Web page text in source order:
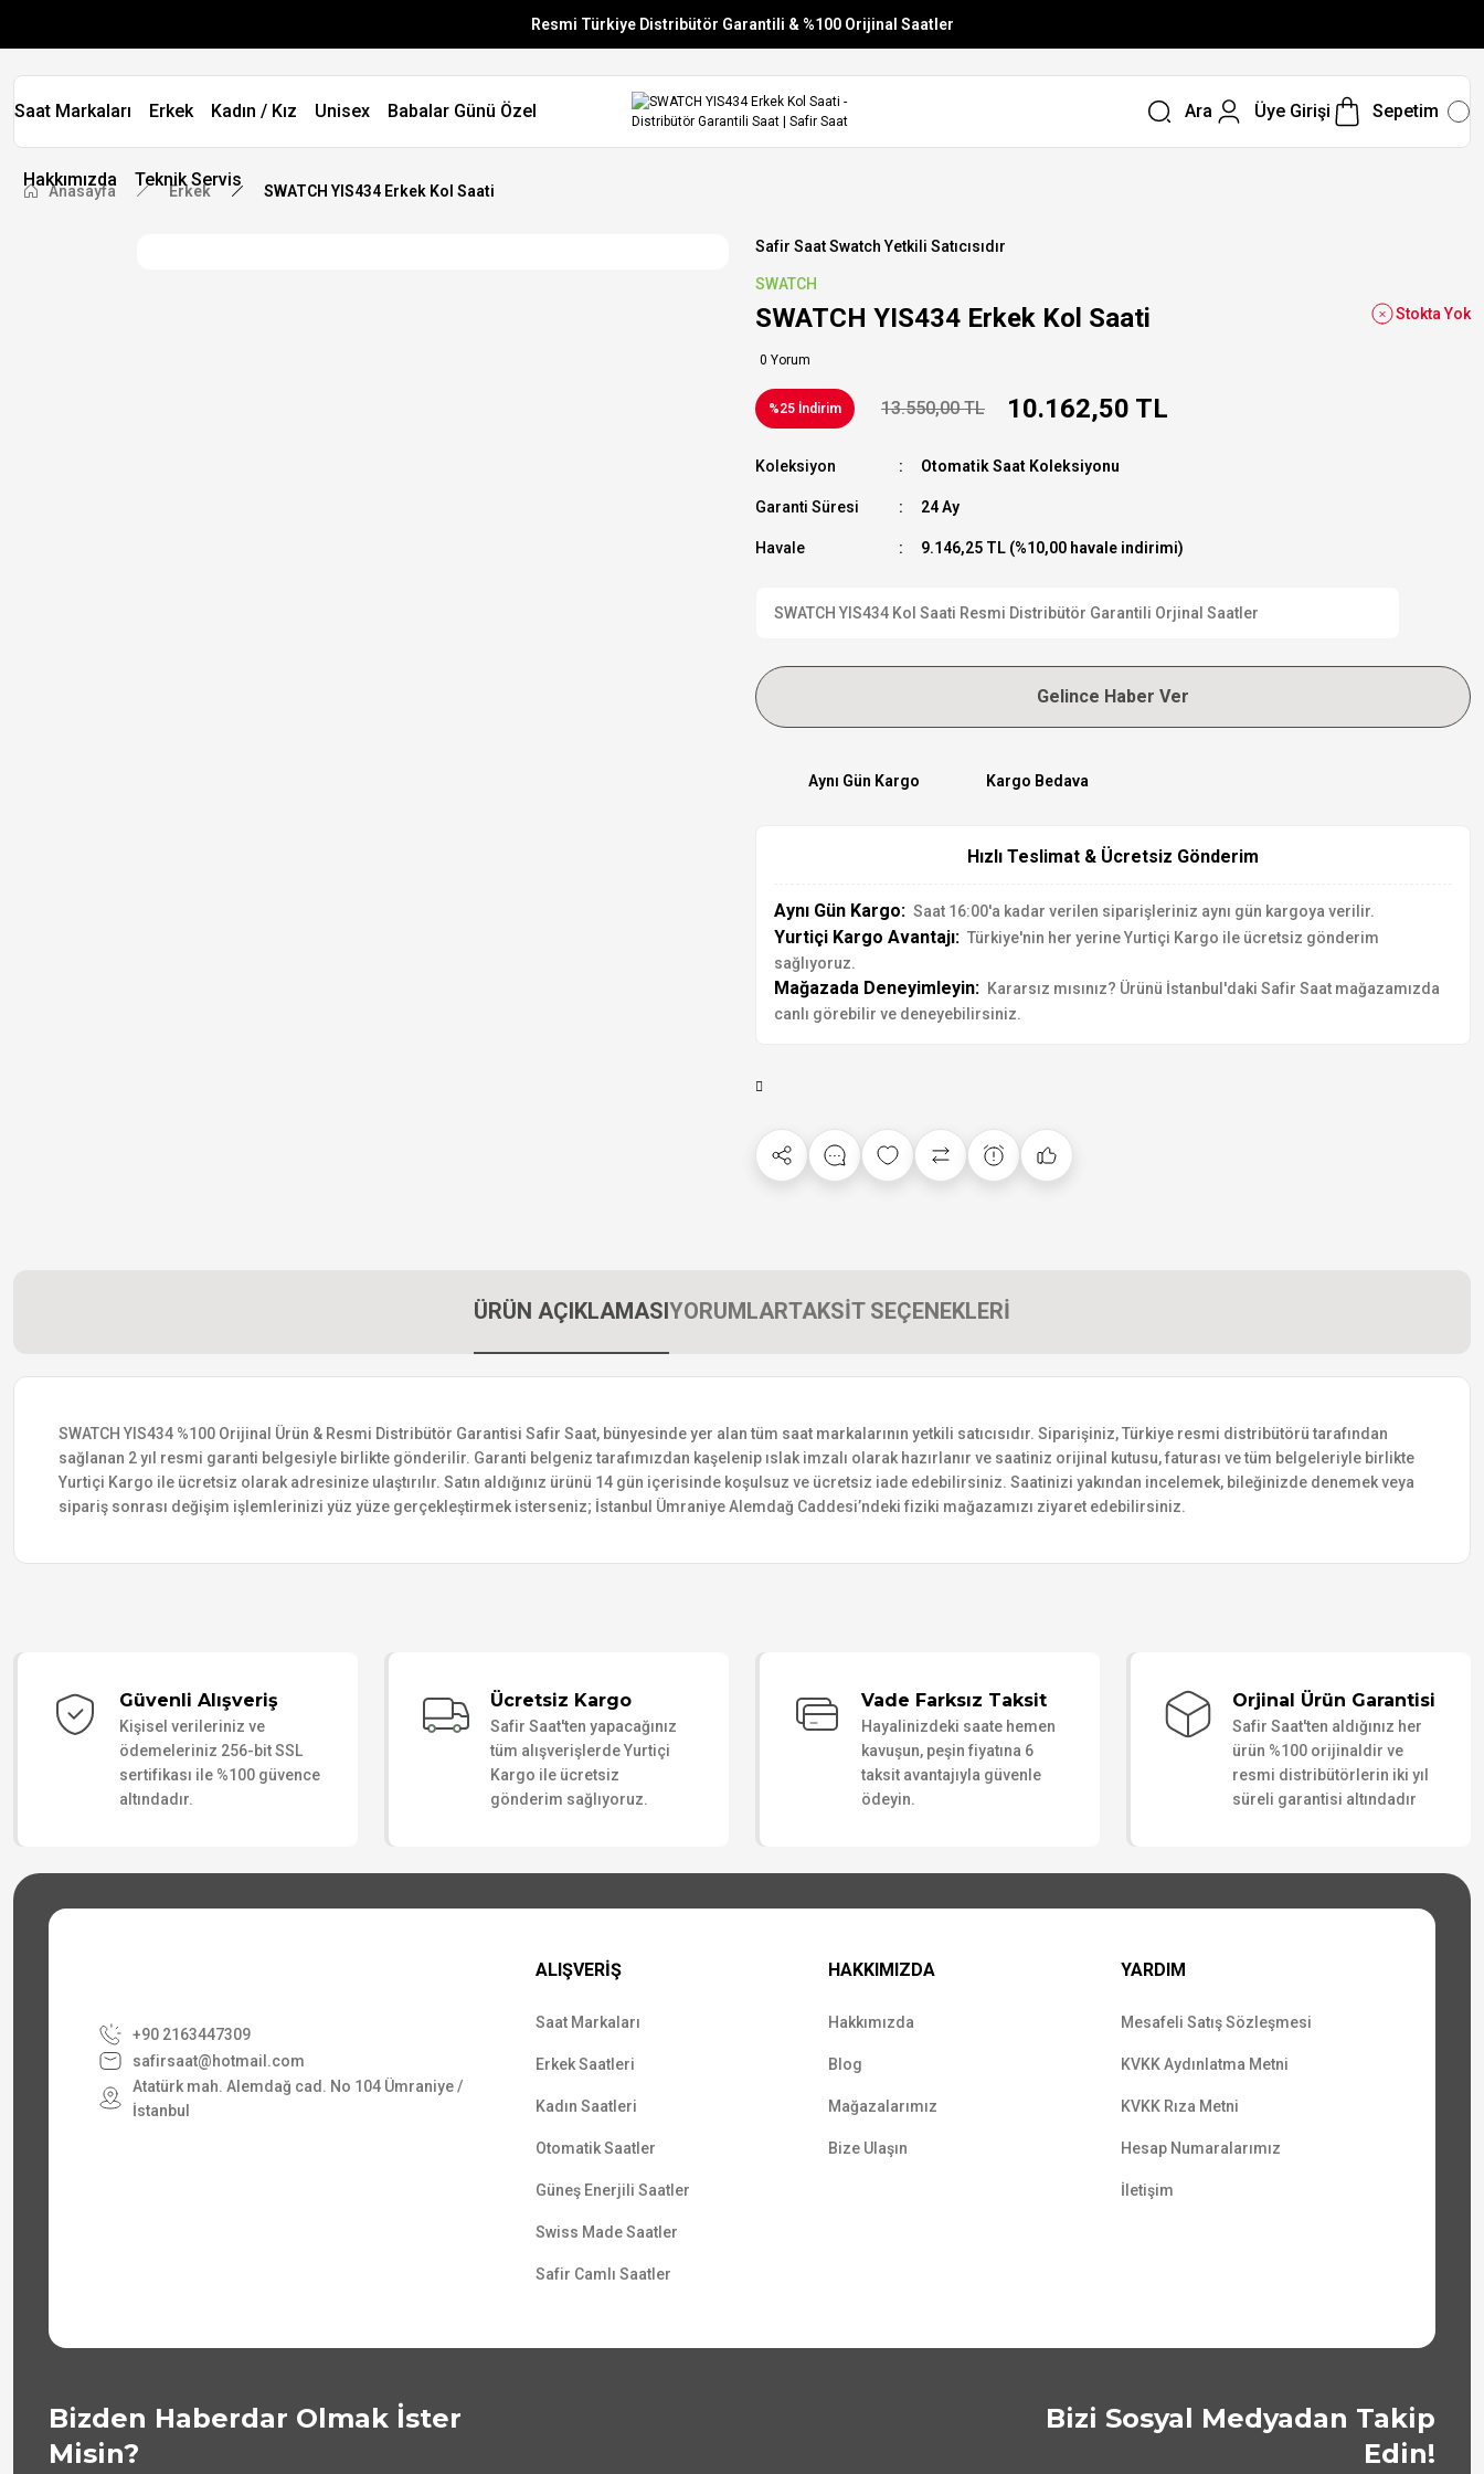
Resmi Türkiye Distribütör Garantili & %100 Orijinal Saatler
Vade Farksız 6 Taksit
Aynı Gün Stoktan Gönderim
Saat Markaları Erkek Kadın / Kız Unisex Babalar Günü Özel
Hakkımızda Teknik Servis
Ara Üye Girişi Sepetim
Anasayfa Erkek SWATCH YIS434 Erkek Kol Saati
Safir Saat Swatch Yetkili Satıcısıdır
SWATCH
SWATCH YIS434 Erkek Kol Saati
0 Yorum
Stokta Yok
%25 İndirim 13.550,00 TL 10.162,50 TL
Koleksiyon Otomatik Saat Koleksiyonu
Garanti Süresi 24 Ay
Havale 9.146,25 TL (%10,00 havale indirimi)
SWATCH YIS434 Kol Saati Resmi Distribütör Garantili Orjinal Saatler
Gelince Haber Ver
Aynı Gün Kargo Kargo Bedava
Hızlı Teslimat & Ücretsiz Gönderim
Aynı Gün Kargo: Saat 16:00'a kadar verilen siparişleriniz aynı gün kargoya verilir.
Yurtiçi Kargo Avantajı: Türkiye'nin her yerine Yurtiçi Kargo ile ücretsiz gönderim
sağlıyoruz.
Mağazada Deneyimleyin: Kararsız mısınız? Ürünü İstanbul'daki Safir Saat mağazamızda
canlı görebilir ve deneyebilirsiniz.
ÜRÜN AÇIKLAMASIYORUMLARTAKSİT SEÇENEKLERİ
SWATCH YIS434 %100 Orijinal Ürün & Resmi Distribütör Garantisi Safir Saat, bünyesinde yer alan tüm saat markalarının yetkili satıcısıdır. Siparişiniz, Türkiye resmi distribütörü tarafından
sağlanan 2 yıl resmi garanti belgesiyle birlikte gönderilir. Garanti belgeniz tarafımızdan kaşelenip ıslak imzalı olarak hazırlanır ve saatiniz orijinal kutusu, faturası ve tüm belgeleriyle birlikte
Yurtiçi Kargo ile ücretsiz olarak adresinize ulaştırılır. Satın aldığınız ürünü 14 gün içerisinde koşulsuz ve ücretsiz iade edebilirsiniz. Saatinizi yakından incelemek, bileğinizde denemek veya
sipariş sonrası değişim işlemlerinizi yüz yüze gerçekleştirmek isterseniz; İstanbul Ümraniye Alemdağ Caddesi’ndeki fiziki mağazamızı ziyaret edebilirsiniz.
Güvenli Alışveriş
Kişisel verileriniz ve
ödemeleriniz 256-bit SSL
sertifikası ile %100 güvence
altındadır.
Ücretsiz Kargo
Safir Saat'ten yapacağınız
tüm alışverişlerde Yurtiçi
Kargo ile ücretsiz
gönderim sağlıyoruz.
Vade Farksız Taksit
Hayalinizdeki saate hemen
kavuşun, peşin fiyatına 6
taksit avantajıyla güvenle
ödeyin.
Orjinal Ürün Garantisi
Safir Saat'ten aldığınız her
ürün %100 orijinaldir ve
resmi distribütörlerin iki yıl
süreli garantisi altındadır
+90 2163447309
safirsaat@hotmail.com
Atatürk mah. Alemdağ cad. No 104 Ümraniye /
İstanbul
ALIŞVERİŞ
Saat Markaları
Erkek Saatleri
Kadın Saatleri
Otomatik Saatler
Güneş Enerjili Saatler
Swiss Made Saatler
Safir Camlı Saatler
HAKKIMIZDA
Hakkımızda
Blog
Mağazalarımız
Bize Ulaşın
YARDIM
Mesafeli Satış Sözleşmesi
KVKK Aydınlatma Metni
KVKK Rıza Metni
Hesap Numaralarımız
İletişim
Bizden Haberdar Olmak İster
Misin?
Bizi Sosyal Medyadan Takip
Edin!